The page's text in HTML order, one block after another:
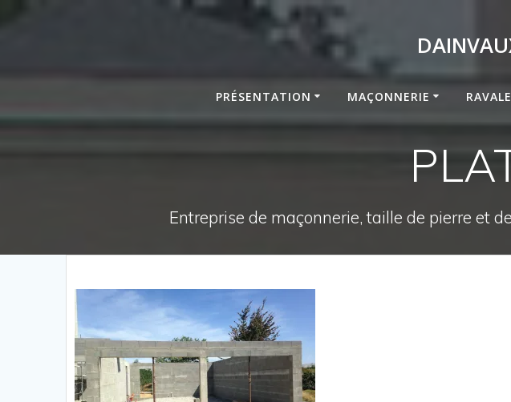
PRÉSENTATION MAÇONNERIE
Entreprise de maçonnerie, taille de pierre et